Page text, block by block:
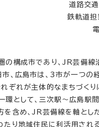
道路交
鉄軌道担
の構成市であり、JR芸備線
市、広島市は、3市が一つの
れぞれが主体的なまちづく
環として、三次駅～広島駅
を含め、JR芸備線を軸とし
たり地域住民に利活用され